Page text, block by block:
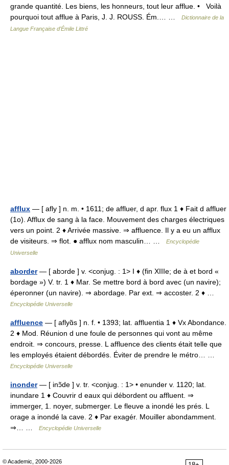
grande quantité. Les biens, les honneurs, tout leur afflue. • Voilà
pourquoi tout afflue à Paris, J. J. ROUSS. Ém.… …
Dictionnaire de la
Langue Française d'Émile Littré
afflux — [ afly ] n. m. • 1611; de affluer, d apr. flux 1 ♦ Fait d affluer
(1o). Afflux de sang à la face. Mouvement des charges électriques
vers un point. 2 ♦ Arrivée massive. ⇒ affluence. Il y a eu un afflux
de visiteurs. ⇒ flot. ● afflux nom masculin… …
Encyclopédie
Universelle
aborder— [ abɔrde ] v. <conjug. : 1> I ♦ (fin XIIIe; de à et bord «
bordage ») V. tr. 1 ♦ Mar. Se mettre bord à bord avec (un navire);
éperonner (un navire). ⇒ abordage. Par ext. ⇒ accoster. 2 ♦ …
Encyclopédie Universelle
affluence — [ aflyɑ̃s ] n. f. • 1393; lat. affluentia 1 ♦ Vx Abondance.
2 ♦ Mod. Réunion d une foule de personnes qui vont au même
endroit. ⇒ concours, presse. L affluence des clients était telle que
les employés étaient débordés. Éviter de prendre le métro… …
Encyclopédie Universelle
inonder— [ inɔ̃de ] v. tr. <conjug. : 1> • enunder v. 1120; lat.
inundare 1 ♦ Couvrir d eaux qui débordent ou affluent. ⇒
immerger, 1. noyer, submerger. Le fleuve a inondé les prés. L
orage a inondé la cave. 2 ♦ Par exagér. Mouiller abondamment.
⇒… …
Encyclopédie Universelle
© Academic, 2000-2026